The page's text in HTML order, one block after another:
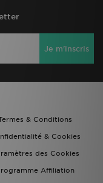
Je m'inscris
& Conditions
& Cookies
des Cookies
Affiliation